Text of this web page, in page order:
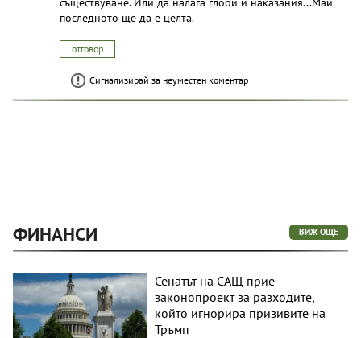
последното ще да е целта.
отговор
Сигнализирай за неуместен коментар
ФИНАНСИ ВИЖ ОЩЕ
Сенатът на САЩ прие
законопроект за разходите,
който игнорира призивите на
Тръмп